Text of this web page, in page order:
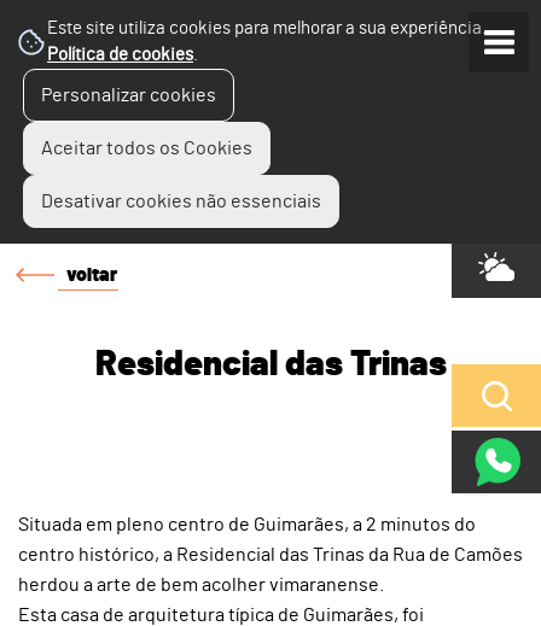
Este site utiliza cookies para melhorar a sua experiência.
Política de cookies.
Personalizar cookies
Aceitar todos os Cookies
Desativar cookies não essenciais
voltar
Residencial das Trinas
Situada em pleno centro de Guimarães, a 2 minutos do
centro histórico, a Residencial das Trinas da Rua de Camões
herdou a arte de bem acolher vimaranense.
Esta casa de arquitetura típica de Guimarães, foi